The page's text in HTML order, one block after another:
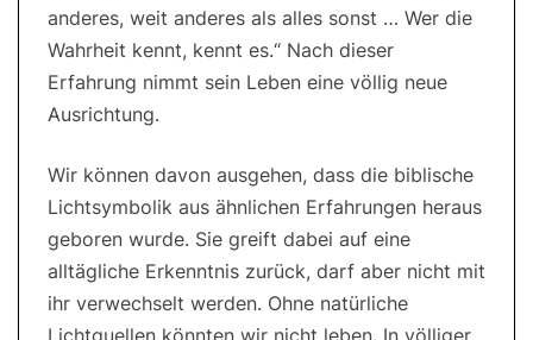
anderes, weit anderes als alles sonst … Wer die
Wahrheit kennt, kennt es.“ Nach dieser
Erfahrung nimmt sein Leben eine völlig neue
Ausrichtung.
Wir können davon ausgehen, dass die biblische
Lichtsymbolik aus ähnlichen Erfahrungen heraus
geboren wurde. Sie greift dabei auf eine
alltägliche Erkenntnis zurück, darf aber nicht mit
ihr verwechselt werden. Ohne natürliche